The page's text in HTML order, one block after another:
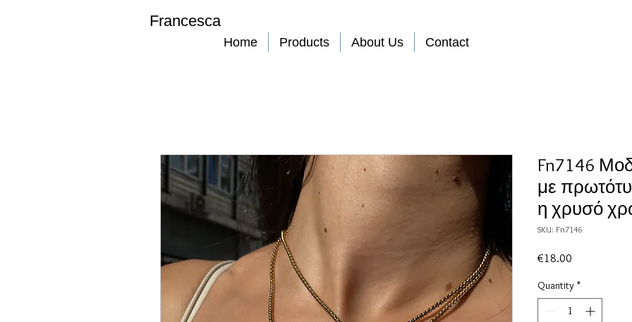
Home Products About Us Contact
Fn7146
με
η χρυσό
SKU: Fn7146
€18.00
Quantity *
Francesca